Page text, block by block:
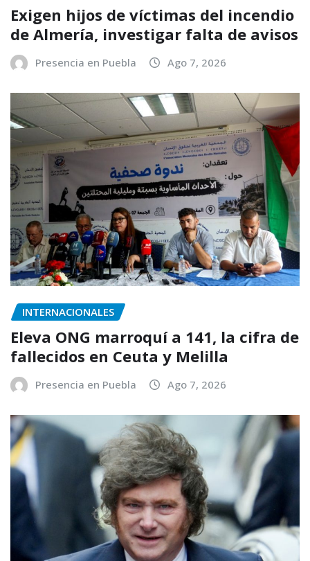
Exigen hijos de víctimas del incendio
de Almería, investigar falta de avisos
Presencia en Puebla Ago 7, 2026
INTERNACIONALES
Eleva ONG marroquí a 141, la cifra de
fallecidos en Ceuta y Melilla
Presencia en Puebla Ago 7, 2026